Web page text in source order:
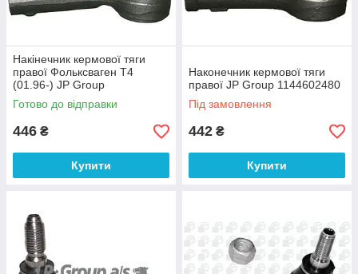
Накінечник кермової тяги
правої Фольксваген Т4
(01.96-) JP Group
1144601980
Готово до відправки
446 ₴
Купити
Наконечник кермової тяги
правої JP Group 1144602480
Під замовлення
442 ₴
Купити